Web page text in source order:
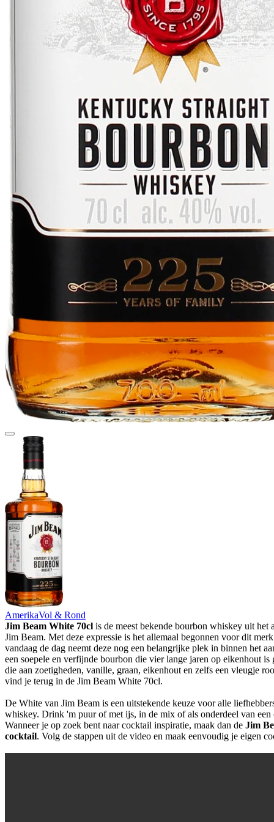
AmerikaVol & Rond
Jim Beam White 70cl is de meest bekende bourbon whiskey uit het
Jim Beam. Met deze expressie is het allemaal begonnen voor dit
vandaag de dag neemt deze nog een belangrijke plek in binnen het
een soepele en verfijnde bourbon die vier lange jaren op eikenhout is
die aan zoetigheden, vanille, graan, eikenhout en zelfs een vleugje
vind je terug in de Jim Beam White 70cl.
De White van Jim Beam is een uitstekende keuze voor alle
whiskey. Drink 'm puur of met ijs, in de mix of als onderdeel van een
Wanneer je op zoek bent naar cocktail inspiratie, maak dan de Jim
cocktail. Volg de stappen uit de video en maak eenvoudig je eigen